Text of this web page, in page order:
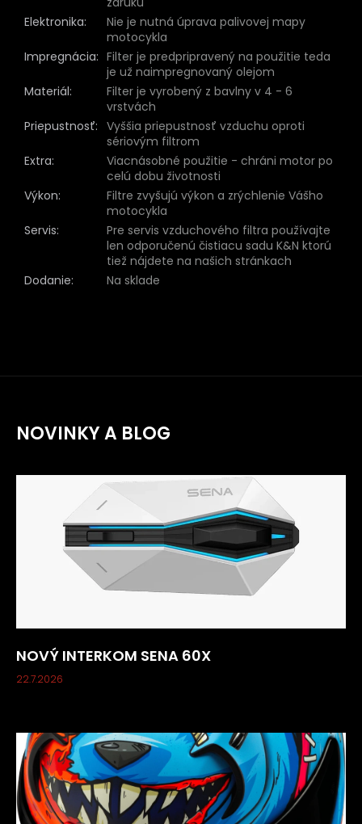
Elektronika:
Nie je nutná úprava palivovej mapy
motocykla
Impregnácia: Filter je predpripravený na použitie teda
je už naimpregnovaný olejom
Materiál:
Filter je vyrobený z bavlny v 4 - 6
vrstvách
Priepustnosť: Vyššia priepustnosť vzduchu oproti
sériovým filtrom
Extra:
Viacnásobné použitie - chráni motor po
celú dobu životnosti
Výkon:
Filtre zvyšujú výkon a zrýchlenie Vášho
motocykla
Servis:
Pre servis vzduchového filtra používajte
len odporučenú čistiacu sadu K&N ktorú
tiež nájdete na našich stránkach
Dodanie: Na sklade
NOVINKY A BLOG
NOVÝ INTERKOM SENA 60X
22.7.2026